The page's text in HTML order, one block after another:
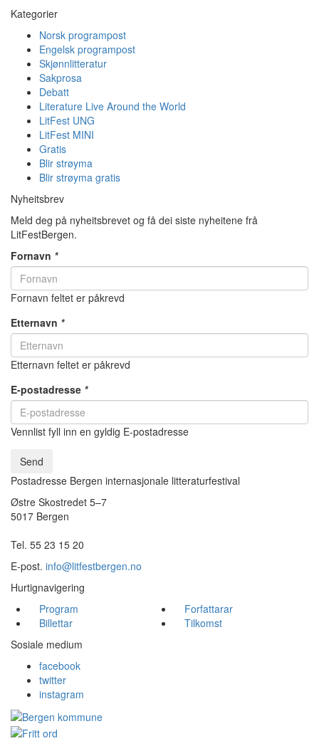
Kategorier
Norsk programpost
Engelsk programpost
Skjønnlitteratur
Sakprosa
Debatt
Literature Live Around the World
LitFest UNG
LitFest MINI
Gratis
Blir strøyma
Blir strøyma gratis
Nyheitsbrev
Meld deg på nyheitsbrevet og få dei siste nyheitene frå
LitFestBergen.
Fornavn *
Fornavn feltet er påkrevd
Etternavn *
Etternavn feltet er påkrevd
E-postadresse *
Vennlist fyll inn en gyldig E-postadresse
Send
Postadresse Bergen internasjonale litteraturfestival
Østre Skostredet 5–7
5017 Bergen
Tel. 55 23 15 20
E-post. info@litfestbergen.no
Hurtignavigering
Program
Forfattarar
Billettar
Tilkomst
Sosiale medium
facebook
twitter
instagram